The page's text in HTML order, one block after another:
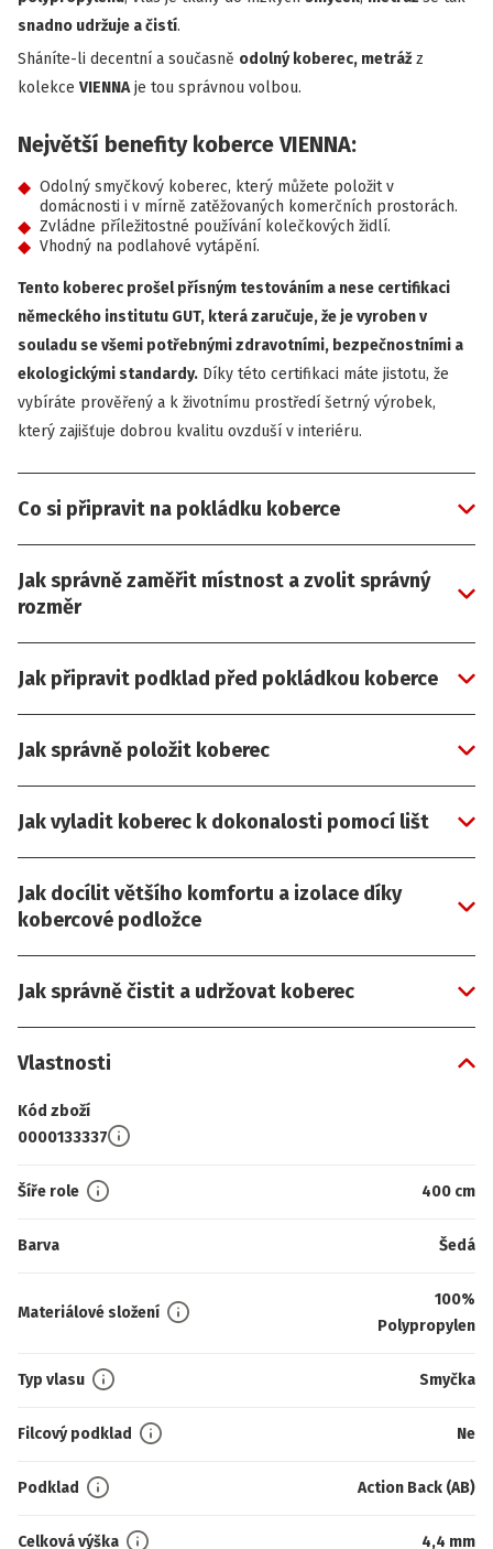
snadno udržuje ačistí.
Sháníte-li decentní a současně odolný koberec, metráž z
kolekce VIENNAje tou správnou volbou.
Největší benefity koberce VIENNA:
Odolný smyčkový koberec, který můžete položit v
domácnosti i v mírně zatěžovaných komerčních prostorách.
Zvládne příležitostné používání kolečkových židlí.
Vhodný na podlahové vytápění.
Tento koberec prošel přísným testováním a nese certifikaci
německého institutu GUT, která zaručuje, že je vyroben v
souladu se všemi potřebnými zdravotními, bezpečnostními a
ekologickými standardy. Díky této certifikaci máte jistotu, že
vybíráte prověřený a k životnímu prostředí šetrný výrobek,
který zajišťuje dobrou kvalitu ovzduší v interiéru.
Co si připravit na pokládku koberce
Jak správně zaměřit místnost a zvolit správný
rozměr
Jak připravit podklad před pokládkou koberce
Jak správně položit koberec
Jak vyladit koberec k dokonalosti pomocí lišt
Jak docílit většího komfortu a izolace díky
kobercové podložce
Jak správně čistit a udržovat koberec
Vlastnosti
Kód zboží
0000133337
Šíře role 400 cm
Barva Šedá
Materiálové složení
100%
Polypropylen
Typ vlasu Smyčka
Filcový podklad Ne
Podklad Action Back (AB)
Celková výška 4,4 mm